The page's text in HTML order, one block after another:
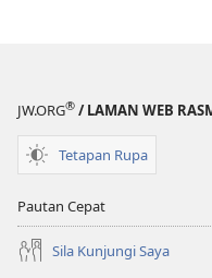
JW.ORG® / LAMAN WEB
Tetapan Rupa
Pautan Cepat
Sila Kunjungi Saya